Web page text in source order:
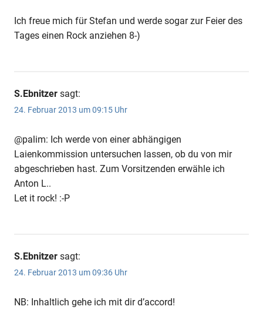
Ich freue mich für Stefan und werde sogar zur Feier des
Tages einen Rock anziehen 8-)
S.Ebnitzer sagt:
24. Februar 2013 um 09:15 Uhr
@palim: Ich werde von einer abhängigen
Laienkommission untersuchen lassen, ob du von mir
abgeschrieben hast. Zum Vorsitzenden erwähle ich
Anton L..
Let it rock! :-P
S.Ebnitzer sagt:
24. Februar 2013 um 09:36 Uhr
NB: Inhaltlich gehe ich mit dir d’accord!